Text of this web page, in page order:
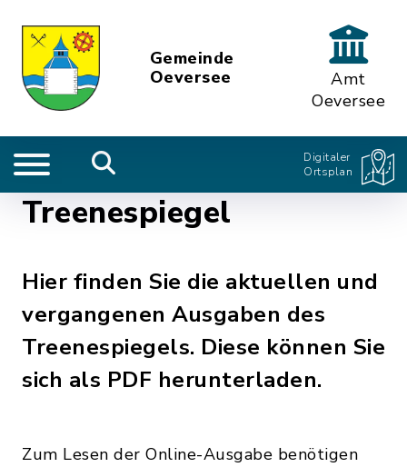
Gemeinde
Oeversee
Amt
Oeversee
Digitaler
Ortsplan
Treenespiegel
Hier finden Sie die aktuellen und
vergangenen Ausgaben des
Treenespiegels. Diese können Sie
sich als PDF herunterladen.
Zum Lesen der Online-Ausgabe benötigen